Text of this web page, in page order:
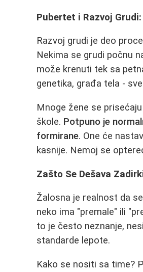
Pubertet i Razvoj
Razvoj grudi je deo
Nekima se grudi počnu
može krenuti tek sa
genetika, građa tela -
Mnoge žene se
škole. Potpuno je
formirane. One će
kasnije. Nemoj se
Zašto Se Dešava
Žalosna je realnost da
neko ima "premale" ili
to je često neznanje,
standarde lepote.
Kako se nositi sa time?